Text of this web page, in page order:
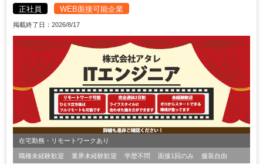
正社員 WEB面接可能企業
掲載終了日：2026/8/17
在宅勤務・リモートワークあり
職種未経験歓迎 業界未経験歓迎 学歴不問 面接1回のみ 服装自由